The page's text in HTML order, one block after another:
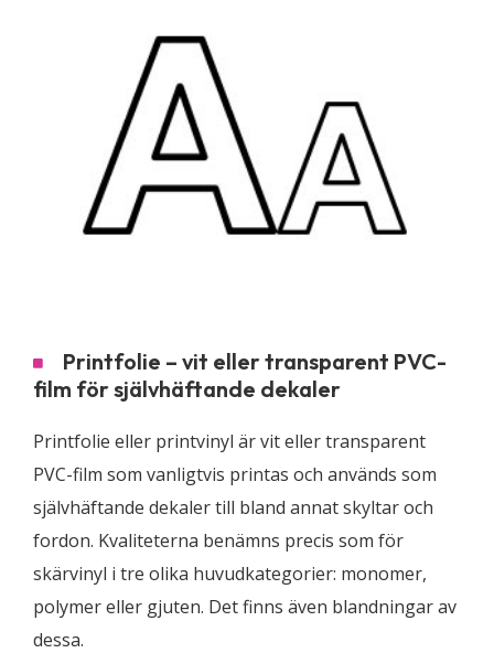
Printfolie – vit eller transparent PVC-
film för självhäftande dekaler
Printfolie eller printvinyl är vit eller transparent
PVC-film som vanligtvis printas och används som
självhäftande dekaler till bland annat skyltar och
fordon. Kvaliteterna benämns precis som för
skärvinyl i tre olika huvudkategorier: monomer,
polymer eller gjuten. Det finns även blandningar av
dessa.